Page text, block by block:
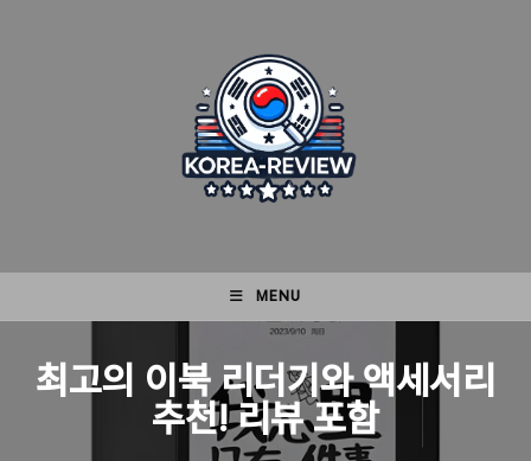
MENU
최고의 이북 리더기와 액세서리
추천! 리뷰 포함